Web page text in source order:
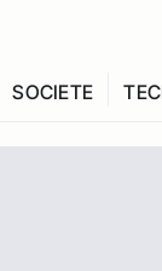
SOCIETE